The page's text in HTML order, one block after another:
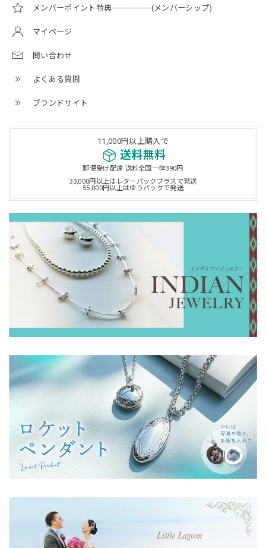
メンバーポイント特典─────(メンバーシップ)
マイページ
問い合わせ
よくある質問
ブランドサイト
11,000円以上購入で
送料無料
郵便受け配達 送料全国一律390円
33,000円以上はレターパックプラスで発送
55,000円以上はゆうパックで発送